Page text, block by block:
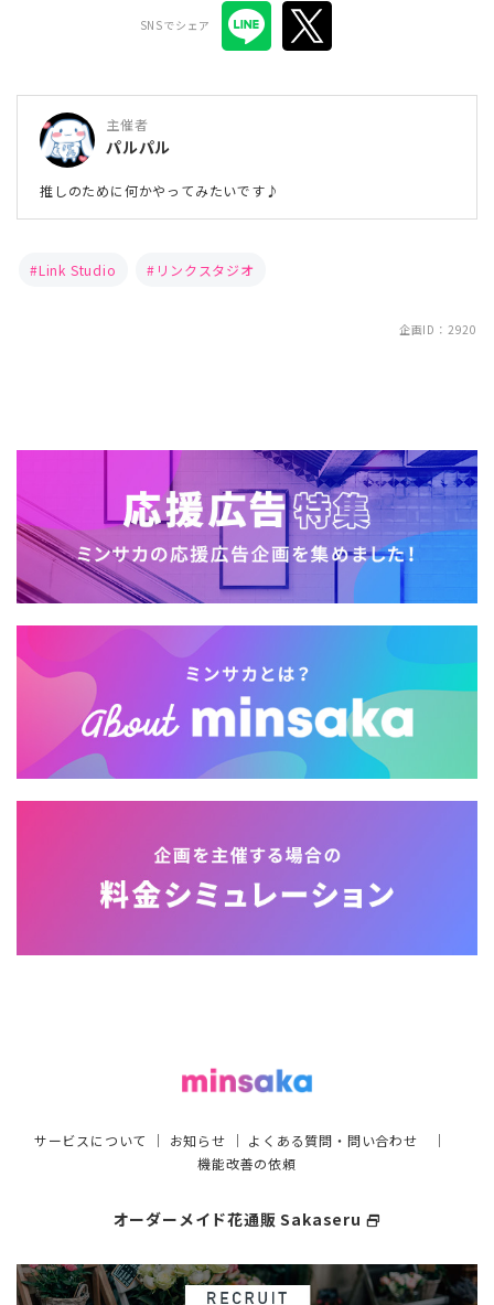
SNSでシェア
主催者
パルパル
推しのために何かやってみたいです♪
Link Studio リンクスタジオ
企画ID：2920
サービスについて ｜ お知らせ ｜ よくある質問・問い合わせ ｜
機能改善の依頼
オーダーメイド花通販 Sakaseru select_window